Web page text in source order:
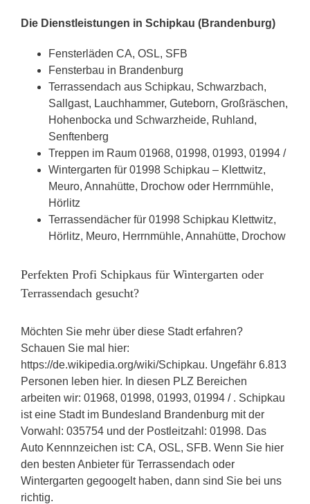
Die Dienstleistungen in Schipkau (Brandenburg)
Fensterläden CA, OSL, SFB
Fensterbau in Brandenburg
Terrassendach aus Schipkau, Schwarzbach,
Sallgast, Lauchhammer, Guteborn, Großräschen,
Hohenbocka und Schwarzheide, Ruhland,
Senftenberg
Treppen im Raum 01968, 01998, 01993, 01994 /
Wintergarten für 01998 Schipkau – Klettwitz,
Meuro, Annahütte, Drochow oder Herrnmühle,
Hörlitz
Terrassendächer für 01998 Schipkau Klettwitz,
Hörlitz, Meuro, Herrnmühle, Annahütte, Drochow
Perfekten Profi Schipkaus für Wintergarten oder
Terrassendach gesucht?
Möchten Sie mehr über diese Stadt erfahren?
Schauen Sie mal hier:
https://de.wikipedia.org/wiki/Schipkau. Ungefähr 6.813
Personen leben hier. In diesen PLZ Bereichen
arbeiten wir: 01968, 01998, 01993, 01994 / . Schipkau
ist eine Stadt im Bundesland Brandenburg mit der
Vorwahl: 035754 und der Postleitzahl: 01998. Das
Auto Kennnzeichen ist: CA, OSL, SFB. Wenn Sie hier
den besten Anbieter für Terrassendach oder
Wintergarten gegoogelt haben, dann sind Sie bei uns
richtig.